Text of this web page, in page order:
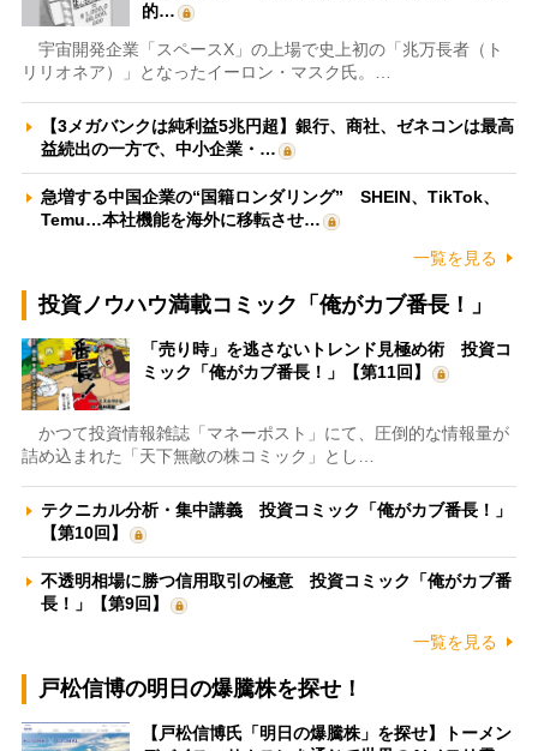
的…
宇宙開発企業「スペースX」の上場で史上初の「兆万長者（ト
リリオネア）」となったイーロン・マスク氏。…
【3メガバンクは純利益5兆円超】銀行、商社、ゼネコンは最高
益続出の一方で、中小企業・…
急増する中国企業の“国籍ロンダリング” SHEIN、TikTok、
Temu…本社機能を海外に移転させ…
一覧を見る
投資ノウハウ満載コミック「俺がカブ番長！」
「売り時」を逃さないトレンド見極め術 投資コ
ミック「俺がカブ番長！」【第11回】
かつて投資情報雑誌「マネーポスト」にて、圧倒的な情報量が
詰め込まれた「天下無敵の株コミック」とし…
テクニカル分析・集中講義 投資コミック「俺がカブ番長！」
【第10回】
不透明相場に勝つ信用取引の極意 投資コミック「俺がカブ番
長！」【第9回】
一覧を見る
戸松信博の明日の爆騰株を探せ！
【戸松信博氏「明日の爆騰株」を探せ】トーメン